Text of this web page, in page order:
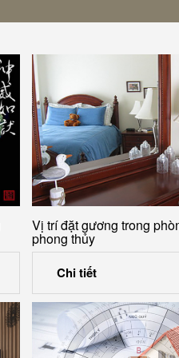
Vị trí đặt gương trong
phong thủy
Chi tiết